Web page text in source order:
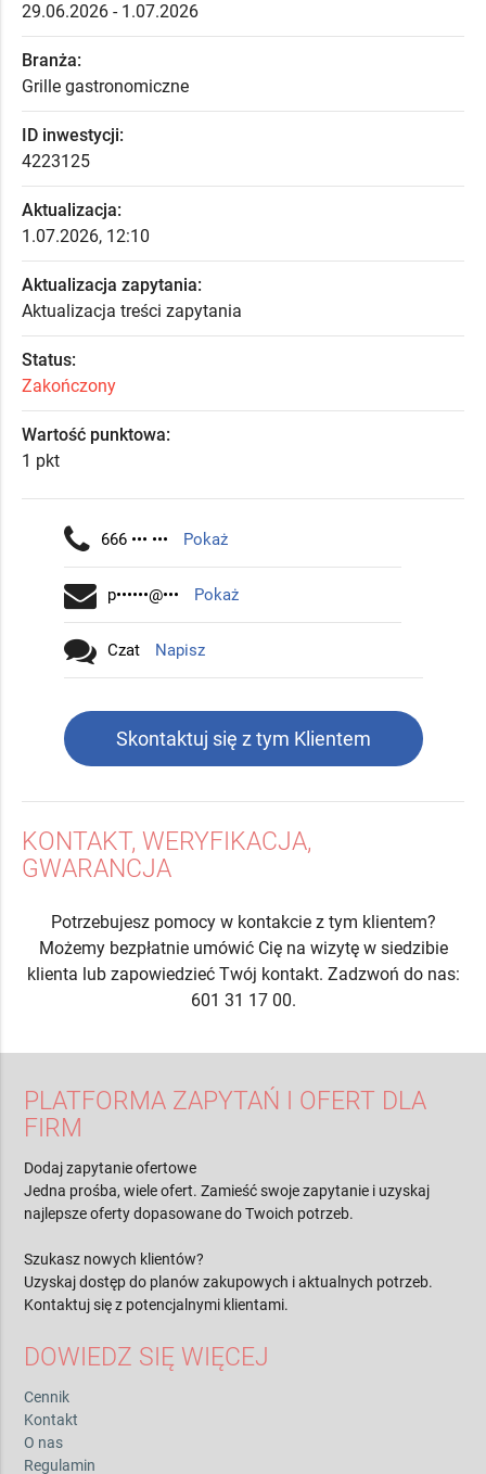
29.06.2026 - 1.07.2026
Branża:
Grille gastronomiczne
ID inwestycji:
4223125
Aktualizacja:
1.07.2026, 12:10
Aktualizacja zapytania:
Aktualizacja treści zapytania
Status:
Zakończony
Wartość punktowa:
1 pkt
666 ••• ••• Pokaż
p••••••@••• Pokaż
Czat Napisz
Skontaktuj się z tym Klientem
KONTAKT, WERYFIKACJA,
GWARANCJA
Potrzebujesz pomocy w kontakcie z tym klientem?
Możemy bezpłatnie umówić Cię na wizytę w siedzibie
klienta lub zapowiedzieć Twój kontakt. Zadzwoń do nas:
601 31 17 00.
PLATFORMA ZAPYTAŃ I OFERT DLA
FIRM
Dodaj zapytanie ofertowe
Jedna prośba, wiele ofert. Zamieść swoje zapytanie i uzyskaj
najlepsze oferty dopasowane do Twoich potrzeb.
Szukasz nowych klientów?
Uzyskaj dostęp do planów zakupowych i aktualnych potrzeb.
Kontaktuj się z potencjalnymi klientami.
DOWIEDZ SIĘ WIĘCEJ
Cennik
Kontakt
O nas
Regulamin